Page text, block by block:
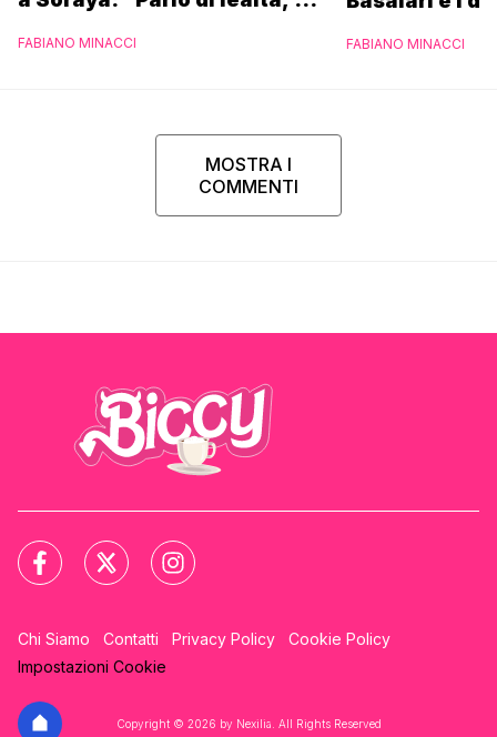
FABIANO MINACCI
Ferrero”
FABIANO MINACCI
MOSTRA I
COMMENTI
Chi Siamo Contatti Privacy Policy
Cookie Policy
Impostazioni Cookie
Copyright © 2026 by Nexilia. All Rights Reserved